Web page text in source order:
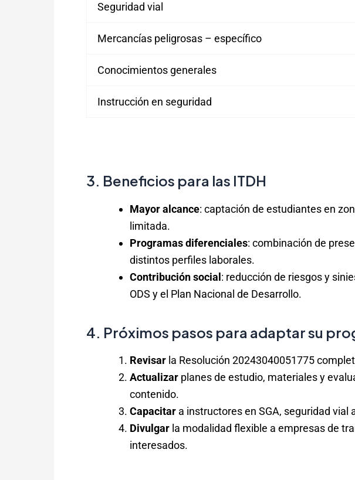
Seguridad vial
Mercancías peligrosas – específico
Conocimientos generales
Instrucción en seguridad
3. Beneficios para las ITDH
Mayor alcance: captación de estudiantes en
limitada.
Programas diferenciales: combinación de
distintos perfiles laborales.
Contribución social: reducción de riesgos y
ODS y el Plan Nacional de Desarrollo.
4. Próximos pasos para adaptar su
Revisar la Resolución 20243040051775
Actualizar planes de estudio, materiales y
contenido.
Capacitar a instructores en SGA, seguridad vial
Divulgar la modalidad flexible a empresas de
interesados.